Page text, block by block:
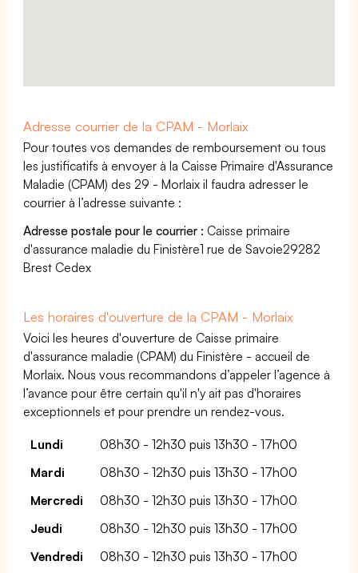
Adresse courrier de la CPAM - Morlaix
Pour toutes vos demandes de remboursement ou tous
les justificatifs à envoyer à la Caisse Primaire d'Assurance
Maladie (CPAM) des 29 - Morlaix il faudra adresser le
courrier à l’adresse suivante :
Adresse postale pour le courrier : Caisse primaire
d'assurance maladie du Finistère1 rue de Savoie29282
Brest Cedex
Les horaires d'ouverture de la CPAM - Morlaix
Voici les heures d'ouverture de Caisse primaire
d'assurance maladie (CPAM) du Finistère - accueil de
Morlaix. Nous vous recommandons d’appeler l’agence à
l’avance pour être certain qu'il n'y ait pas d'horaires
exceptionnels et pour prendre un rendez-vous.
Lundi
08h30 - 12h30 puis 13h30 - 17h00
Mardi
08h30 - 12h30 puis 13h30 - 17h00
Mercredi
08h30 - 12h30 puis 13h30 - 17h00
Jeudi
08h30 - 12h30 puis 13h30 - 17h00
Vendredi
08h30 - 12h30 puis 13h30 - 17h00